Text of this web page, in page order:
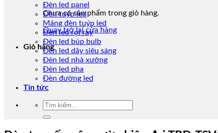
Chưa có sản phẩm trong giỏ hàng.
Quay trở lại cửa hàng
Giỏ hàng
Đèn led panel
Đèn tuýp led
Máng đèn tuýp led
Đèn led rọi ray
Đèn led búp bulb
Đèn led dây siêu sáng
Đèn led nhà xưởng
Đèn led pha
Đèn đường led
Tin tức
Tìm